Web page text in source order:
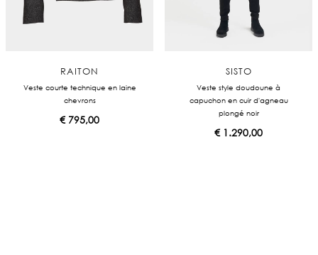
RAITON
Veste courte technique en laine
chevrons
€795,00
SISTO
Veste style doudoune à
capuchon en cuir d'agneau
plongé noir
€1.290,00